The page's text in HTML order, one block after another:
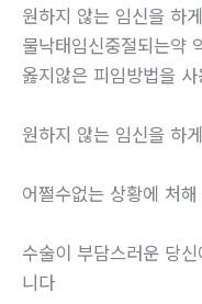
원하지 않는 임신을 하
물낙태임신중절되는약
옳지않은 피임방법을
원하지 않는 임신을 하
어쩔수없는 상황에 처
수술이 부담스러운 당
니다